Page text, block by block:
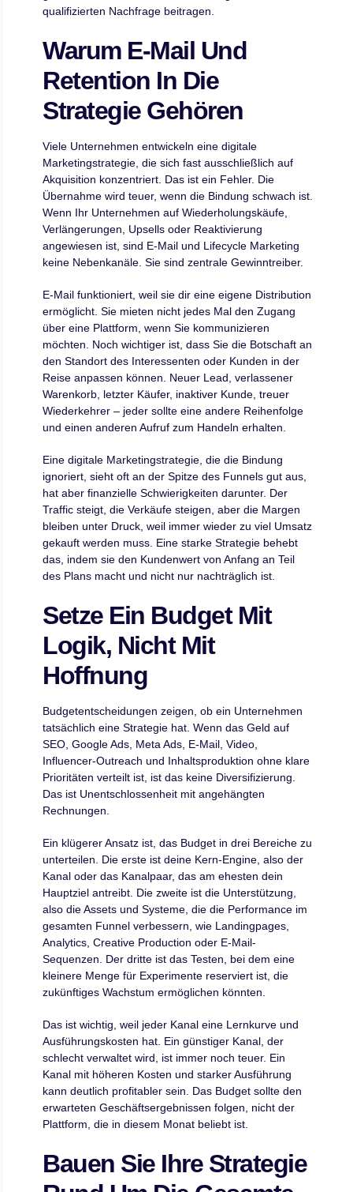
qualifizierten Nachfrage beitragen.
Warum E-Mail Und
Retention In Die
Strategie Gehören
Viele Unternehmen entwickeln eine digitale
Marketingstrategie, die sich fast ausschließlich auf
Akquisition konzentriert. Das ist ein Fehler. Die
Übernahme wird teuer, wenn die Bindung schwach ist.
Wenn Ihr Unternehmen auf Wiederholungskäufe,
Verlängerungen, Upsells oder Reaktivierung
angewiesen ist, sind E-Mail und Lifecycle Marketing
keine Nebenkanäle. Sie sind zentrale Gewinntreiber.
E-Mail funktioniert, weil sie dir eine eigene Distribution
ermöglicht. Sie mieten nicht jedes Mal den Zugang
über eine Plattform, wenn Sie kommunizieren
möchten. Noch wichtiger ist, dass Sie die Botschaft an
den Standort des Interessenten oder Kunden in der
Reise anpassen können. Neuer Lead, verlassener
Warenkorb, letzter Käufer, inaktiver Kunde, treuer
Wiederkehrer – jeder sollte eine andere Reihenfolge
und einen anderen Aufruf zum Handeln erhalten.
Eine digitale Marketingstrategie, die die Bindung
ignoriert, sieht oft an der Spitze des Funnels gut aus,
hat aber finanzielle Schwierigkeiten darunter. Der
Traffic steigt, die Verkäufe steigen, aber die Margen
bleiben unter Druck, weil immer wieder zu viel Umsatz
gekauft werden muss. Eine starke Strategie behebt
das, indem sie den Kundenwert von Anfang an Teil
des Plans macht und nicht nur nachträglich ist.
Setze Ein Budget Mit
Logik, Nicht Mit
Hoffnung
Budgetentscheidungen zeigen, ob ein Unternehmen
tatsächlich eine Strategie hat. Wenn das Geld auf
SEO, Google Ads, Meta Ads, E-Mail, Video,
Influencer-Outreach und Inhaltsproduktion ohne klare
Prioritäten verteilt ist, ist das keine Diversifizierung.
Das ist Unentschlossenheit mit angehängten
Rechnungen.
Ein klügerer Ansatz ist, das Budget in drei Bereiche zu
unterteilen. Die erste ist deine Kern-Engine, also der
Kanal oder das Kanalpaar, das am ehesten dein
Hauptziel antreibt. Die zweite ist die Unterstützung,
also die Assets und Systeme, die die Performance im
gesamten Funnel verbessern, wie Landingpages,
Analytics, Creative Production oder E-Mail-
Sequenzen. Der dritte ist das Testen, bei dem eine
kleinere Menge für Experimente reserviert ist, die
zukünftiges Wachstum ermöglichen könnten.
Das ist wichtig, weil jeder Kanal eine Lernkurve und
Ausführungskosten hat. Ein günstiger Kanal, der
schlecht verwaltet wird, ist immer noch teuer. Ein
Kanal mit höheren Kosten und starker Ausführung
kann deutlich profitabler sein. Das Budget sollte den
erwarteten Geschäftsergebnissen folgen, nicht der
Plattform, die in diesem Monat beliebt ist.
Bauen Sie Ihre Strategie